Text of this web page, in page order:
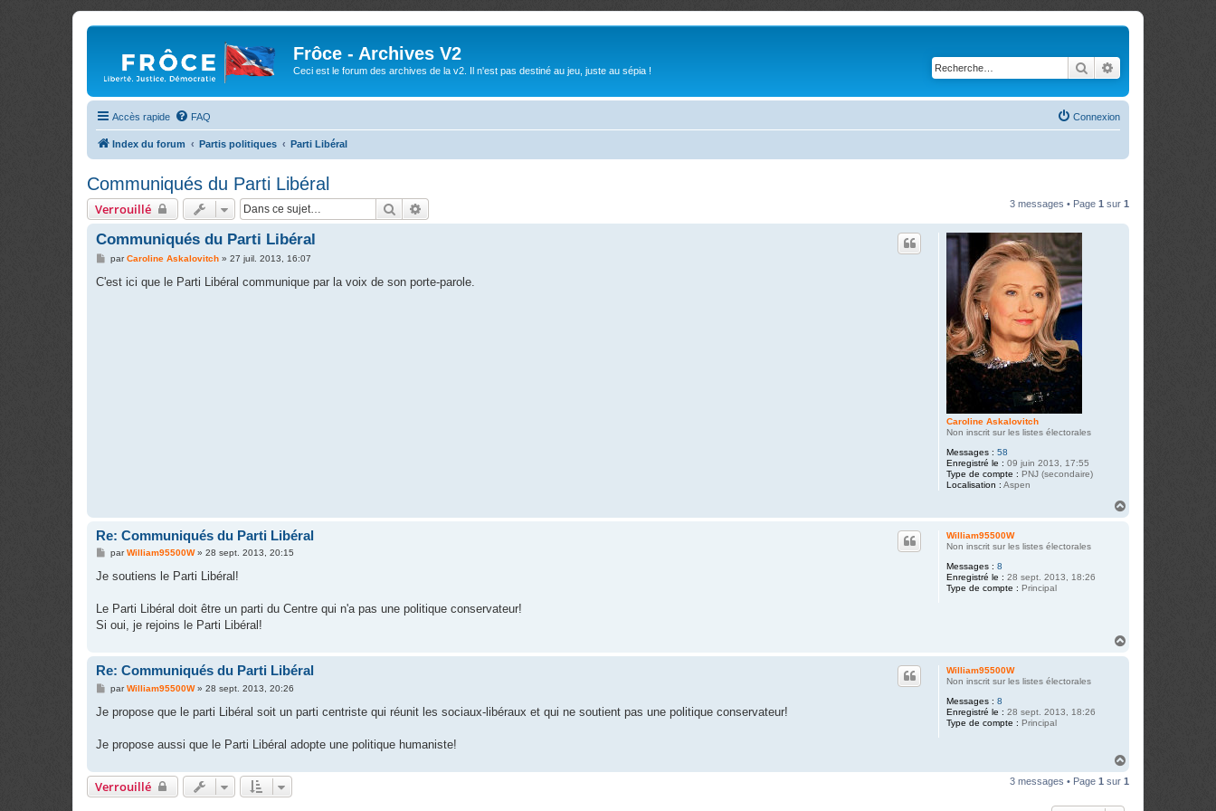
Frôce - Archives V2
Ceci est le forum des archives de la v2. Il n'est pas destiné au jeu, juste au sépia ! Rechercher
Accès rapide FAQ Connexion
Index du forum Partis politiques Parti Libéral
Communiqués du Parti Libéral
Verrouillé Rechercher 3 messages • Page 1 sur 1
Caroline Askalovitch
Non inscrit sur les listes électorales
Messages : 58
Enregistré le : 09 juin 2013, 17:55
Type de compte : PNJ (secondaire)
Localisation : Aspen
Communiqués du Parti Libéral
M
s
parCaroline Askalovitch» 27 juil. 2013, 16:07
C'est ici que le Parti Libéral communique par la voix de son porte-parole.
William95500W
Non inscrit sur les listes électorales
Messages : 8
Enregistré le : 28 sept. 2013, 18:26
Type de compte : Principal
Re: Communiqués du Parti Libéral
M
s
g
parWilliam95500W» 28 sept. 2013, 20:15
Je soutiens le Parti Libéral!
Le Parti Libéral doit être un parti du Centre qui n'a pas une politique conservateur!
Si oui, je rejoins le Parti Libéral!
William95500W
Non inscrit sur les listes électorales
Messages : 8
Enregistré le : 28 sept. 2013, 18:26
Type de compte : Principal
Re: Communiqués du Parti Libéral
M
s
g
parWilliam95500W» 28 sept. 2013, 20:26
Je propose que le parti Libéral soit un parti centriste qui réunit les sociaux-libéraux et qui ne soutient pas une politique conservateur!
Je propose aussi que le Parti Libéral adopte une politique humaniste!
u
Verrouillé 3 messages • Page 1 sur 1